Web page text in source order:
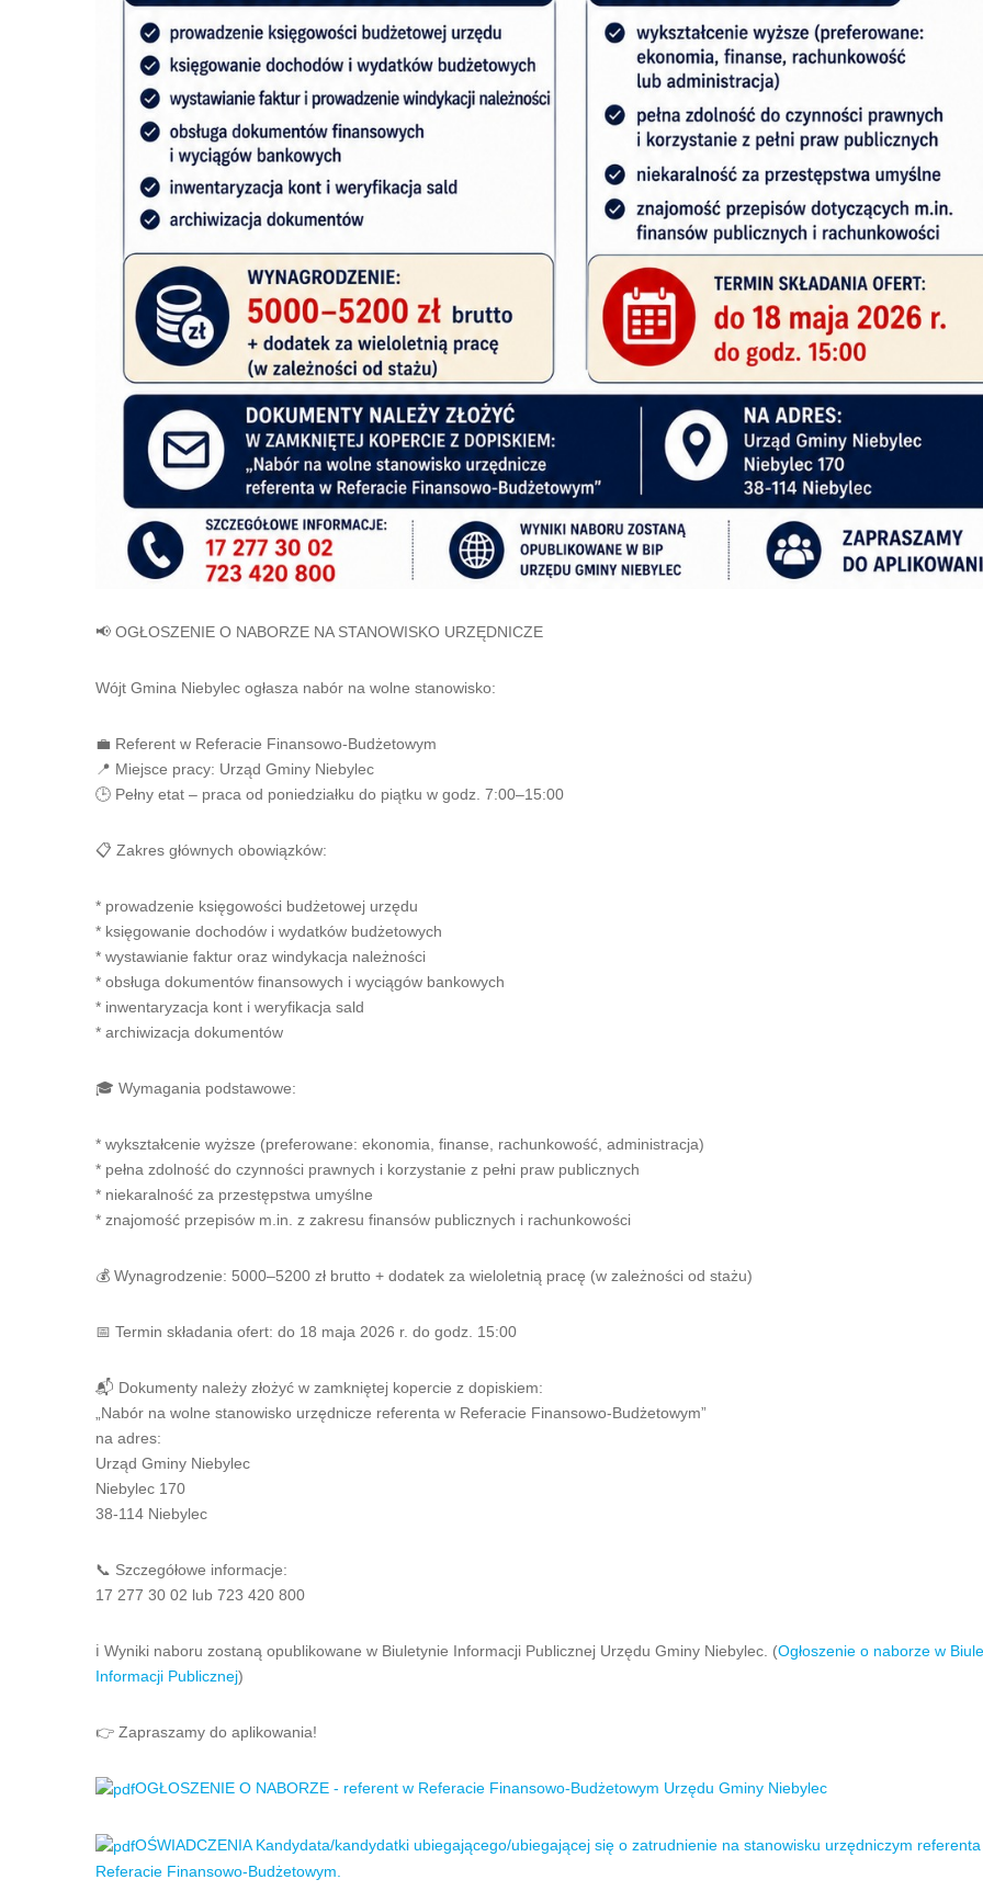
📢 OGŁOSZENIE O NABORZE NA STANOWISKO URZĘDNICZE
Wójt Gmina Niebylec ogłasza nabór na wolne stanowisko:
💼 Referent w Referacie Finansowo-Budżetowym
📍 Miejsce pracy: Urząd Gminy Niebylec
🕒 Pełny etat – praca od poniedziałku do piątku w godz. 7:00–15:00
📋 Zakres głównych obowiązków:
* prowadzenie księgowości budżetowej urzędu
* księgowanie dochodów i wydatków budżetowych
* wystawianie faktur oraz windykacja należności
* obsługa dokumentów finansowych i wyciągów bankowych
* inwentaryzacja kont i weryfikacja sald
* archiwizacja dokumentów
🎓 Wymagania podstawowe:
* wykształcenie wyższe (preferowane: ekonomia, finanse, rachunkowość, administracja)
* pełna zdolność do czynności prawnych i korzystanie z pełni praw publicznych
* niekaralność za przestępstwa umyślne
* znajomość przepisów m.in. z zakresu finansów publicznych i rachunkowości
💰 Wynagrodzenie: 5000–5200 zł brutto + dodatek za wieloletnią pracę (w zależności od stażu)
📅 Termin składania ofert: do 18 maja 2026 r. do godz. 15:00
📬 Dokumenty należy złożyć w zamkniętej kopercie z dopiskiem:
„Nabór na wolne stanowisko urzędnicze referenta w Referacie Finansowo-Budżetowym”
na adres:
Urząd Gminy Niebylec
Niebylec 170
38-114 Niebylec
📞 Szczegółowe informacje:
17 277 30 02 lub 723 420 800
ℹ️ Wyniki naboru zostaną opublikowane w Biuletynie Informacji Publicznej Urzędu Gminy Niebylec. (Ogłoszenie o naborze w
Informacji Publicznej)
👉 Zapraszamy do aplikowania!
OGŁOSZENIE O NABORZE - referent w Referacie Finansowo-Budżetowym Urzędu Gminy Niebylec
OŚWIADCZENIA Kandydata/kandydatki ubiegającego/ubiegającej się o zatrudnienie na stanowisku urzędniczym
Referacie Finansowo-Budżetowym.